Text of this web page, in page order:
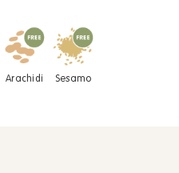
Arachidi Sesamo